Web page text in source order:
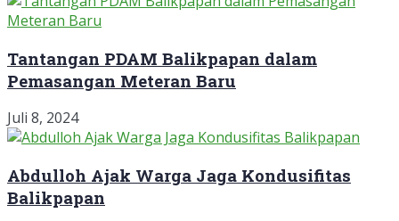
Tantangan PDAM Balikpapan dalam
Pemasangan Meteran Baru
Juli 8, 2024
Abdulloh Ajak Warga Jaga Kondusifitas
Balikpapan